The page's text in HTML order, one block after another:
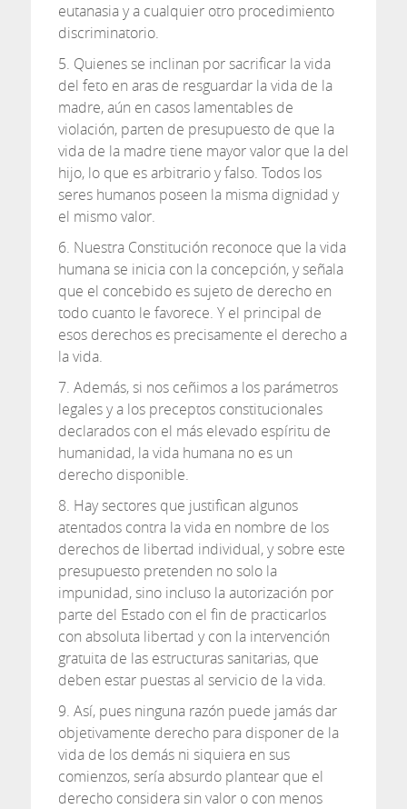
eutanasia y a cualquier otro procedimiento
discriminatorio.
5. Quienes se inclinan por sacrificar la vida
del feto en aras de resguardar la vida de la
madre, aún en casos lamentables de
violación, parten de presupuesto de que la
vida de la madre tiene mayor valor que la del
hijo, lo que es arbitrario y falso. Todos los
seres humanos poseen la misma dignidad y
el mismo valor.
6. Nuestra Constitución reconoce que la vida
humana se inicia con la concepción, y señala
que el concebido es sujeto de derecho en
todo cuanto le favorece. Y el principal de
esos derechos es precisamente el derecho a
la vida.
7. Además, si nos ceñimos a los parámetros
legales y a los preceptos constitucionales
declarados con el más elevado espíritu de
humanidad, la vida humana no es un
derecho disponible.
8. Hay sectores que justifican algunos
atentados contra la vida en nombre de los
derechos de libertad individual, y sobre este
presupuesto pretenden no solo la
impunidad, sino incluso la autorización por
parte del Estado con el fin de practicarlos
con absoluta libertad y con la intervención
gratuita de las estructuras sanitarias, que
deben estar puestas al servicio de la vida.
9. Así, pues ninguna razón puede jamás dar
objetivamente derecho para disponer de la
vida de los demás ni siquiera en sus
comienzos, sería absurdo plantear que el
derecho considera sin valor o con menos